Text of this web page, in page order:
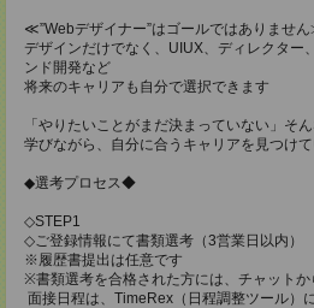
≪”Webデザイナー”はゴールではありませ
デザインだけでなく、UIUX、ディレクター
ンド開発など
将来のキャリアも自分で選択できます
「やりたいことがまだ決まっていない」そん
学びながら、自分に合うキャリアを見つけ
◆選考プロセス◆
◇STEP1
◇ご登録情報にて書類選考（3営業日以内）
※履歴書提出は任意です
※書類選考を合格された方には、チャットか
面接日程は、TimeRex（日程調整ツール）